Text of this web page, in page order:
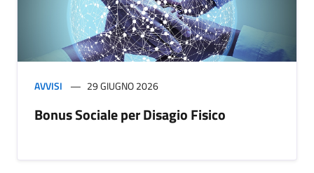
AVVISI 29 GIUGNO 2026
Bonus Sociale per Disagio Fisico